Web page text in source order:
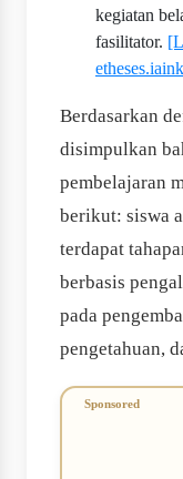
kegiatan
fasilitator.
Berdasarkan
disimpulkan
pembelajaran
berikut: siswa
terdapat
berbasis
pada
pengetahuan,